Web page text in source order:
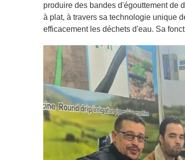
produire des bandes d'égouttement de
à plat, à travers sa technologie unique
efficacement les déchets d'eau. Sa